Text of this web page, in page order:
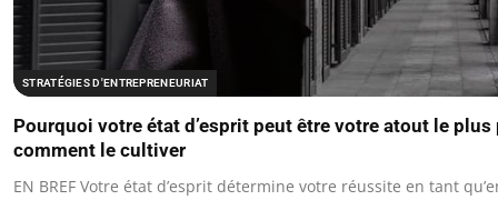
STRATÉGIES D'ENTREPRENEURIAT
Pourquoi votre état d’esprit peut être votre atout le
comment le cultiver
EN BREF Votre état d’esprit détermine votre réussite en tant